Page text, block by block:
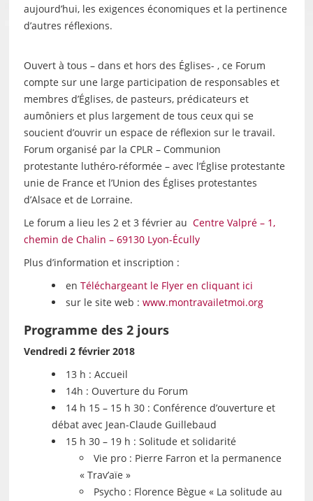
aujourd’hui, les exigences économiques et la pertinence
d’autres réflexions.
Ouvert à tous – dans et hors des Églises- , ce Forum
compte sur une large participation de responsables et
membres d’Églises, de pasteurs, prédicateurs et
aumôniers et plus largement de tous ceux qui se
soucient d’ouvrir un espace de réflexion sur le travail.
Forum organisé par la CPLR – Communion
protestante luthéro-réformée – avec l’Église protestante
unie de France et l’Union des Églises protestantes
d’Alsace et de Lorraine.
Le forum a lieu les 2 et 3 février au Centre Valpré – 1,
chemin de Chalin – 69130 Lyon-Écully
Plus d’information et inscription :
en Téléchargeant le Flyer en cliquant ici
sur le site web : www.montravailetmoi.org
Programme des 2 jours
Vendredi 2 février 2018
13 h : Accueil
14h : Ouverture du Forum
14 h 15 – 15 h 30 : Conférence d’ouverture et
débat avec Jean-Claude Guillebaud
15 h 30 – 19 h : Solitude et solidarité
Vie pro : Pierre Farron et la permanence
« Trav’aïe »
Psycho : Florence Bègue « La solitude au